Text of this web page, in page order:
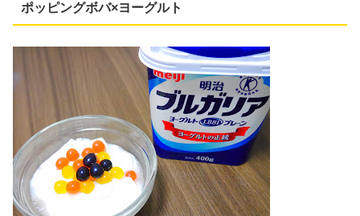
ポッピングボバ×ヨーグルト